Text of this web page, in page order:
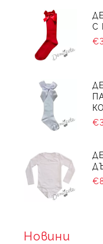
С
Новини